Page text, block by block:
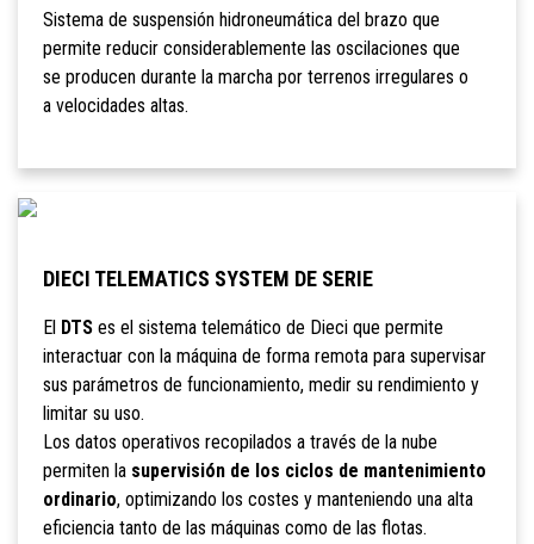
Sistema de suspensión hidroneumática del brazo que
permite reducir considerablemente las oscilaciones que
se producen durante la marcha por terrenos irregulares o
a velocidades altas.
DIECI TELEMATICS SYSTEM DE SERIE
El DTSes el sistema telemático de Dieci que permite
interactuar con la máquina de forma remota para supervisar
sus parámetros de funcionamiento, medir su rendimiento y
limitar su uso.
Los datos operativos recopilados a través de la nube
permiten la supervisión de los ciclos de mantenimiento
ordinario, optimizando los costes y manteniendo una alta
eficiencia tanto de las máquinas como de las flotas.